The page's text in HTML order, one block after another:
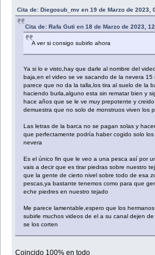
Cita de: Diegosub_mv en 19 de Marzo de 2023,
Cita de: Rafa Guti en 18 de Marzo de 2023,
A ver si consigo subirlo ahora
Ya si lo e visto,hay que darle al nombre del
baja,en el video se ve sacando de la nevera 15
parece que no da la talla,los tira al suelo de la
haciendo burla,alguno esta sin rematar bien y
hace años que se le ve muy prepotente y
demuestra que no solo de monstruos viven los
Las letras de la barca no se pagan solas y
que perfectamente podría haber cogido solo
nevera
Es el único fin que le veo a una pesca así por
vais a decir que es tirar piedras sobre nuestro
que la gente de cierto nivel sobre todo de esa
pescas,ya bastante tenemos como para que
eche piedres en nuestro tejado
Me parece lamentable,espero que los
subirle muchos videos de el a su canal dejen
se los corten
Coincido 100% en todo